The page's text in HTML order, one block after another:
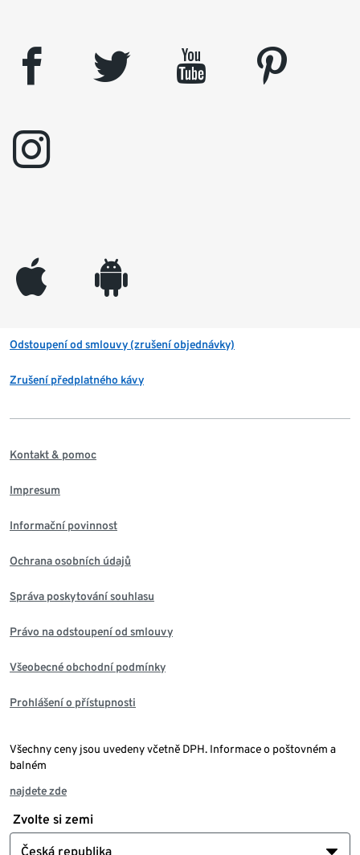
facebook twitter youtube
pinterest
instagram
appleinc android
Odstoupení od smlouvy (zrušení objednávky)
Zrušení předplatného kávy
Kontakt & pomoc
Impresum
Informační povinnost
Ochrana osobních údajů
Správa poskytování souhlasu
Právo na odstoupení od smlouvy
Všeobecné obchodní podmínky
Prohlášení o přístupnosti
Všechny ceny jsou uvedeny včetně DPH. Informace o poštovném a
balném
najdete zde
Zvolte si zemi
Česká republika